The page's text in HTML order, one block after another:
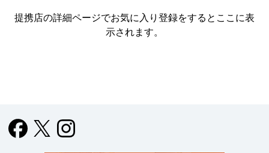
提携店の詳細ページでお気に入り登録をすると ここに表
示されます。